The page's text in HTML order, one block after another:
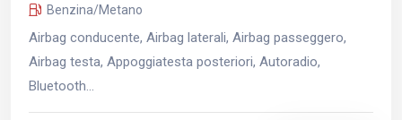
Benzina/Metano
Airbag conducente, Airbag laterali, Airbag passeggero,
Airbag testa, Appoggiatesta posteriori, Autoradio,
Bluetooth...